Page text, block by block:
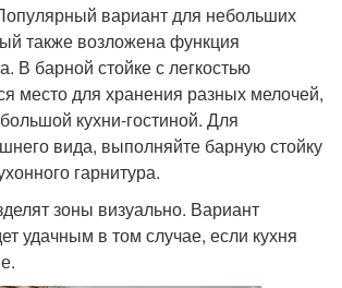
вариант для небольших
также возложена функция
В барной стойке с легкостью
место для хранения разных мелочей,
кухни-гостиной. Для
вида, выполняйте барную стойку
гарнитура.
зоны визуально. Вариант
удачным в том случае, если кухня